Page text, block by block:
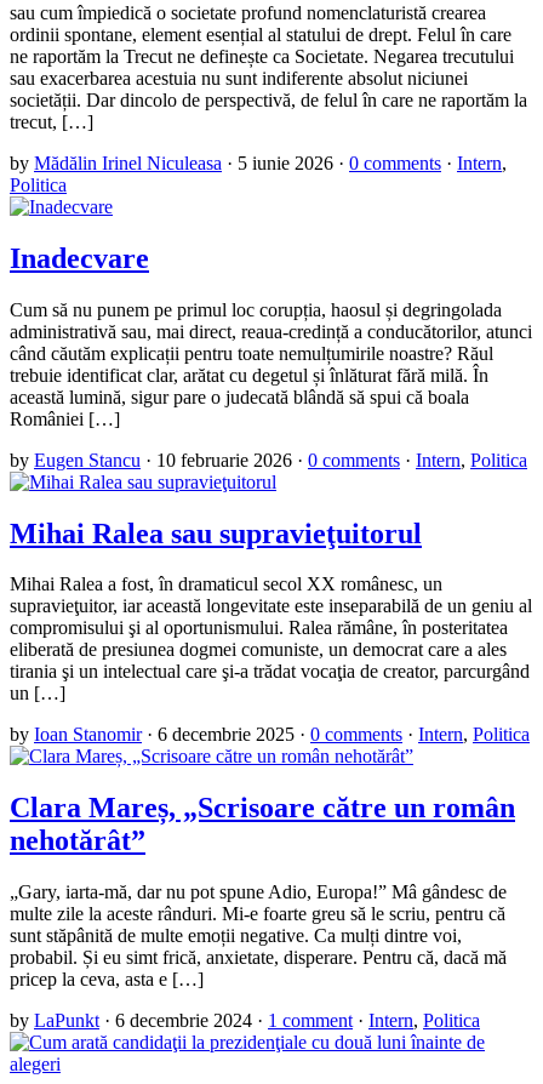
sau cum împiedică o societate profund nomenclaturistă crearea
ordinii spontane, element esențial al statului de drept. Felul în care
ne raportăm la Trecut ne definește ca Societate. Negarea trecutului
sau exacerbarea acestuia nu sunt indiferente absolut niciunei
societății. Dar dincolo de perspectivă, de felul în care ne raportăm la
trecut, […]
by Mădălin Irinel Niculeasa · 5 iunie 2026 · 0 comments · Intern,
Politica
Inadecvare
Cum să nu punem pe primul loc corupția, haosul și degringolada
administrativă sau, mai direct, reaua-credință a conducătorilor, atunci
când căutăm explicații pentru toate nemulțumirile noastre? Răul
trebuie identificat clar, arătat cu degetul și înlăturat fără milă. În
această lumină, sigur pare o judecată blândă să spui că boala
României […]
by Eugen Stancu · 10 februarie 2026 · 0 comments · Intern, Politica
Mihai Ralea sau supravieţuitorul
Mihai Ralea a fost, în dramaticul secol XX românesc, un
supravieţuitor, iar această longevitate este inseparabilă de un geniu al
compromisului şi al oportunismului. Ralea rămâne, în posteritatea
eliberată de presiunea dogmei comuniste, un democrat care a ales
tirania şi un intelectual care şi-a trădat vocaţia de creator, parcurgând
un […]
by Ioan Stanomir · 6 decembrie 2025 · 0 comments · Intern, Politica
Clara Mareș, „Scrisoare către un român
nehotărât”
„Gary, iarta-mă, dar nu pot spune Adio, Europa!” Mâ gândesc de
multe zile la aceste rânduri. Mi-e foarte greu să le scriu, pentru că
sunt stăpânită de multe emoții negative. Ca mulți dintre voi,
probabil. Și eu simt frică, anxietate, disperare. Pentru că, dacă mă
pricep la ceva, asta e […]
by LaPunkt · 6 decembrie 2024 · 1 comment · Intern, Politica